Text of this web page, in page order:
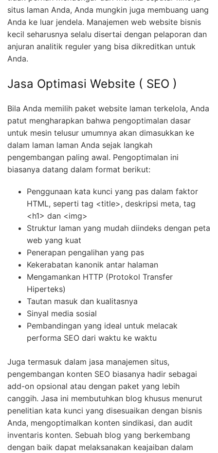
situs laman Anda, Anda mungkin juga membuang uang
Anda ke luar jendela. Manajemen web website bisnis
kecil seharusnya selalu disertai dengan pelaporan dan
anjuran analitik reguler yang bisa dikreditkan untuk
Anda.
Jasa Optimasi Website ( SEO )
Bila Anda memilih paket website laman terkelola, Anda
patut mengharapkan bahwa pengoptimalan dasar
untuk mesin telusur umumnya akan dimasukkan ke
dalam laman laman Anda sejak langkah
pengembangan paling awal. Pengoptimalan ini
biasanya datang dalam format berikut:
Penggunaan kata kunci yang pas dalam faktor
HTML, seperti tag <title>, deskripsi meta, tag
<h1> dan <img>
Struktur laman yang mudah diindeks dengan peta
web yang kuat
Penerapan pengalihan yang pas
Kekerabatan kanonik antar halaman
Mengamankan HTTP (Protokol Transfer
Hiperteks)
Tautan masuk dan kualitasnya
Sinyal media sosial
Pembandingan yang ideal untuk melacak
performa SEO dari waktu ke waktu
Juga termasuk dalam jasa manajemen situs,
pengembangan konten SEO biasanya hadir sebagai
add-on opsional atau dengan paket yang lebih
canggih. Jasa ini membutuhkan blog khusus menurut
penelitian kata kunci yang disesuaikan dengan bisnis
Anda, mengoptimalkan konten sindikasi, dan audit
inventaris konten. Sebuah blog yang berkembang
dengan baik dapat melaksanakan keajaiban dalam